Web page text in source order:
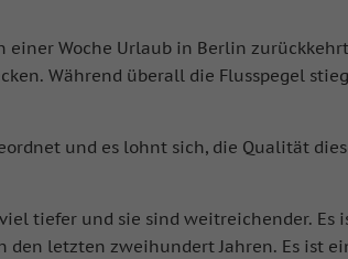
Woche Urlaub in Berlin
Während überall die Flusspegel
und es lohnt sich, die Qualität
tiefer und sie sind weitreichender. Es
den letzten zweihundert Jahren. Es ist